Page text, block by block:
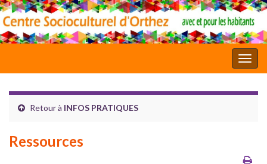
Retour à INFOS PRATIQUES
Ressources